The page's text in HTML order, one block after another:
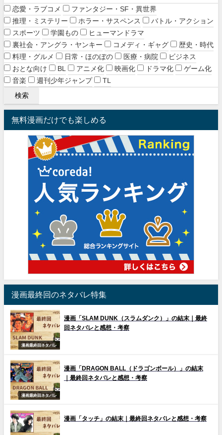
恋愛・ラブコメ
ファンタジー・SF・異世界
推理・ミステリー
ホラー・サスペンス
バトル・アクション
スポーツ
学園もの
ヒューマンドラマ
裏社会・アングラ・ヤンキー
コメディ・ギャグ
歴史・時代
料理・グルメ
日常・ほのぼの 医療・病院
ビジネス
おとな向け
BL アニメ化 映画化 ドラマ化
ゲーム化
音楽
週刊少年ジャンプ TL
無料漫画だけでも楽しめる
漫画最終回のネタバレ特集
漫画最終回ネタバレ
漫画「SLAM DUNK（スラムダンク）」の結末｜最終
回ネタバレと感想・考察
漫画最終回ネタバレ
漫画「DRAGON BALL（ドラゴンボール）」の結末
｜最終回ネタバレと感想・考察
漫画「タッチ」の結末｜最終回ネタバレと感想・考察